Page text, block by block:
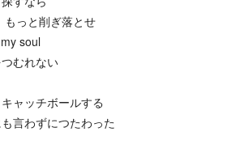
もっと削ぎ落とせ
soul
むれない
ャッチボールする
言わずにつたわった